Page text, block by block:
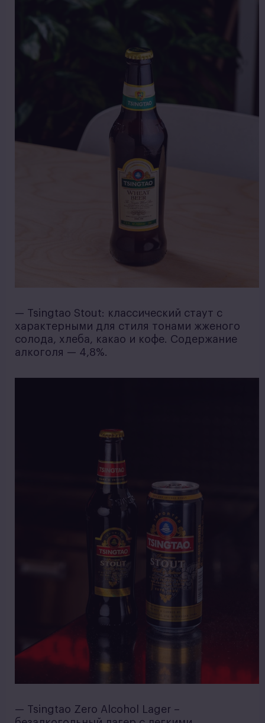
— Tsingtao Stout: классический стаут с
характерными для стиля тонами жженого
солода, хлеба, какао и кофе. Содержание
алкоголя — 4,8%.
— Tsingtao Zero Alcohol Lager –